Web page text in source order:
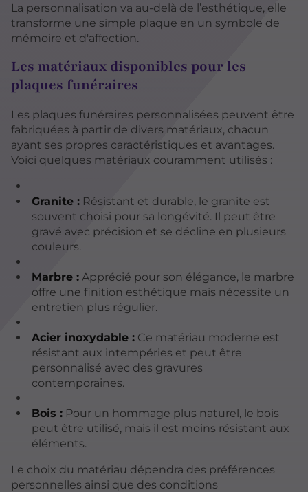
La personnalisation va au-delà de l’esthétique, elle
transforme une simple plaque en un symbole de
mémoire et d'affection.
Les matériaux disponibles pour les
plaques funéraires
Les plaques funéraires personnalisées peuvent être
fabriquées à partir de divers matériaux, chacun
ayant ses propres caractéristiques et avantages.
Voici quelques matériaux couramment utilisés :
Granite :Résistant et durable, le granite est
souvent choisi pour sa longévité. Il peut être
gravé avec précision et se décline en plusieurs
couleurs.
Marbre :Apprécié pour son élégance, le marbre
offre une finition esthétique mais nécessite un
entretien plus régulier.
Acier inoxydable :Ce matériau moderne est
résistant aux intempéries et peut être
personnalisé avec des gravures
contemporaines.
Bois :Pour un hommage plus naturel, le bois
peut être utilisé, mais il est moins résistant aux
éléments.
Le choix du matériau dépendra des préférences
personnelles ainsi que des conditions